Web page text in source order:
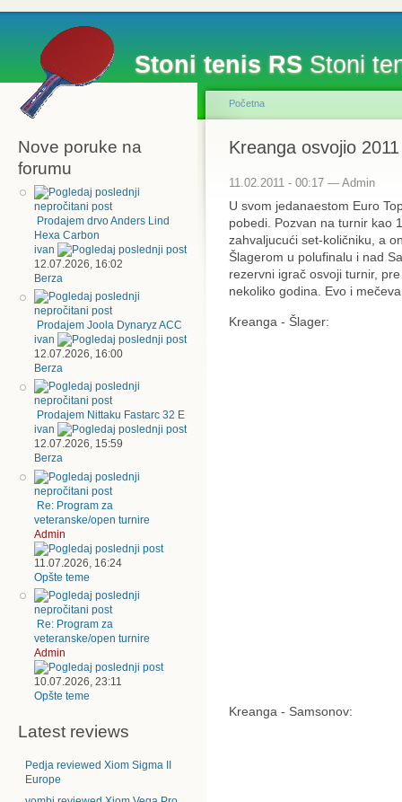
Stoni tenis RSStoni
Nove poruke na
forumu
Prodajem drvo Anders Lind
Hexa Carbon
ivan
12.07.2026, 16:02
Berza
Prodajem Joola Dynaryz ACC
ivan
12.07.2026, 16:00
Berza
Prodajem Nittaku Fastarc 32 E
ivan
12.07.2026, 15:59
Berza
Re: Program za
veteranske/open turnire
Admin
11.07.2026, 16:24
Opšte teme
Re: Program za
veteranske/open turnire
Admin
10.07.2026, 23:11
Opšte teme
Latest reviews
Pedja reviewed Xiom Sigma II
Europe
Početna
Kreanga osvojio
11.02.2011 - 00:17 — Admin
U svom jedanaestom Euro
pobedi. Pozvan na turnir kao
zahvaljucući set-količniku, a
Šlagerom u polufinalu i nad
rezervni igrač osvoji turnir,
nekoliko godina. Evo i
Kreanga - Šlager:
Kreanga - Samsonov: